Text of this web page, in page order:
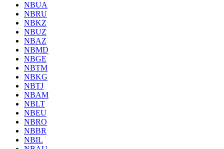
NBUA
NBRU
NBKZ
NBUZ
NBAZ
NBMD
NBGE
NBTM
NBKG
NBTJ
NBAM
NBLT
NBEU
NBRO
NBBR
NBIL